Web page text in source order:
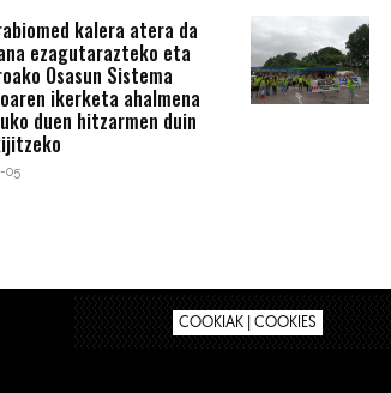
kalera atera da
ezagutarazteko eta
Osasun Sistema
ikerketa ahalmena
duen hitzarmen duin
05
COOKIAK | COOKIES